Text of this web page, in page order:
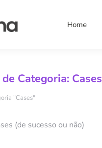
Home
Categoria: Cases
"Cases"
(de sucesso ou não)